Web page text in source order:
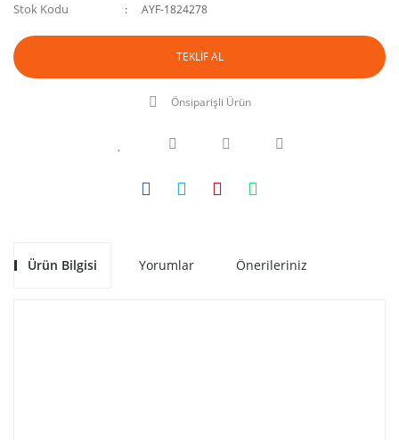
Stok Kodu AYF-1824278
TEKLİF AL
Önsiparişli Ürün
Ürün Bilgisi Yorumlar Önerileriniz